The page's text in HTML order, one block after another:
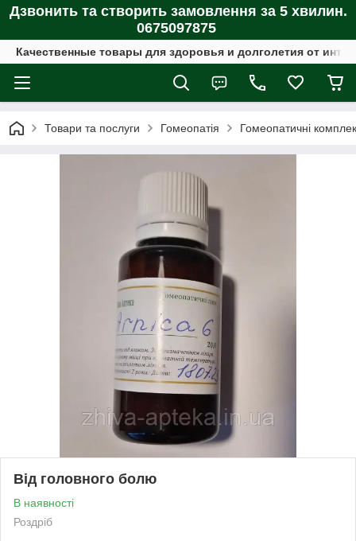
Дзвонить та створить замовлення за 5 хвилин.
0675097875
Качественные товары для здоровья и долголетия от
Товари та послуги Гомеопатія Гомеопатичні
Від головного болю
В наявності
Роздріб